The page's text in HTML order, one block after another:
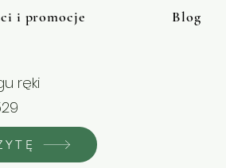
i promocje Blog
ręki